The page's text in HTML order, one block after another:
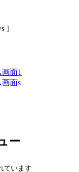
]
ー
ています